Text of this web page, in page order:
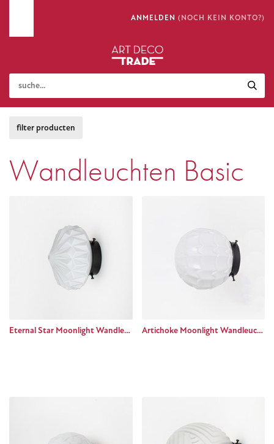
ANMELDEN (NOCH KEIN KONTO?)
Wandleuchten Basic
Eternal Star Moonlight Wandleuchte Basic black Artichoke Moonlight Wandleuchte Basic Black